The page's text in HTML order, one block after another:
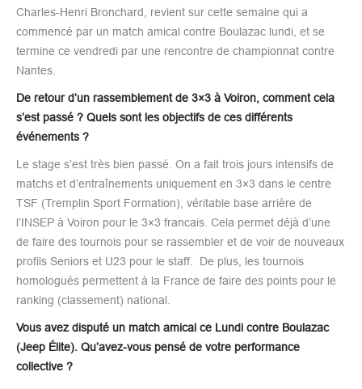
Charles-Henri Bronchard, revient sur cette semaine qui a
commencé par un match amical contre Boulazac lundi, et se
termine ce vendredi par une rencontre de championnat contre
Nantes.
De retour d’un rassemblement de 3×3 à Voiron, comment cela
s’est passé ? Quels sont les objectifs de ces différents
événements ?
Le stage s’est très bien passé. On a fait trois jours intensifs de
matchs et d’entraînements uniquement en 3×3 dans le centre
TSF (Tremplin Sport Formation), véritable base arrière de
l’INSEP à Voiron pour le 3×3 francais. Cela permet déjà d’une
de faire des tournois pour se rassembler et de voir de nouveaux
profils Seniors et U23 pour le staff. De plus, les tournois
homologués permettent à la France de faire des points pour le
ranking (classement) national.
Vous avez disputé un match amical ce Lundi contre Boulazac
(Jeep Élite). Qu’avez-vous pensé de votre performance
collective ?